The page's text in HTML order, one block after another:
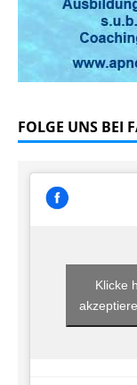
FOLGE UNS BEI
Klicke